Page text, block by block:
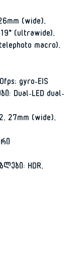
(wide),
(ultrawide),
macro),
gyro-EIS
Dual-LED dual-
27mm (wide),
HDR,